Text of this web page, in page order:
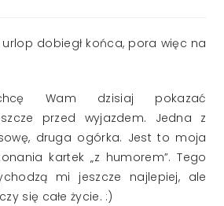
dobiegł końca, pora więc na
Wam dzisiaj pokazać
przed wyjazdem. Jedna z
druga ogórka. Jest to moja
kartek „z humorem”. Tego
mi jeszcze najlepiej, ale
się całe życie. :)